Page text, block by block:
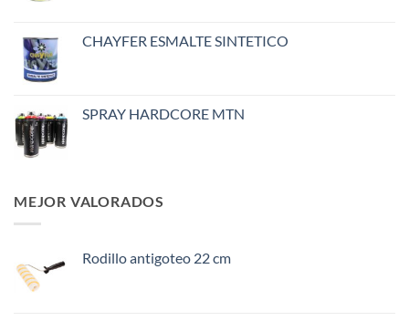
CHAYFER ESMALTE SINTETICO
SPRAY HARDCORE MTN
MEJOR VALORADOS
Rodillo antigoteo 22 cm